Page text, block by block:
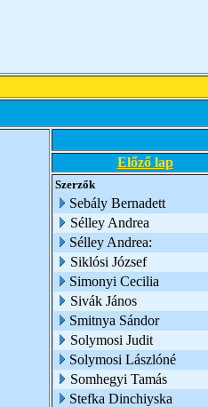
Előző lap
Szerzők
Sebály Bernadett
Sélley Andrea
Sélley Andrea:
Siklósi József
Simonyi Cecilia
Sivák János
Smitnya Sándor
Solymosi Judit
Solymosi Lászlóné
Somhegyi Tamás
Stefka Dinchiyska